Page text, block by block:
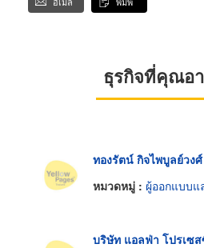
ธุรกิจที่คุณอ
ทองรัตน์ กิจไพบูลย์วง
หมวดหมู่ : ผู้ออกแบบแ
บริษัท แอลฟ่า โปรเซ